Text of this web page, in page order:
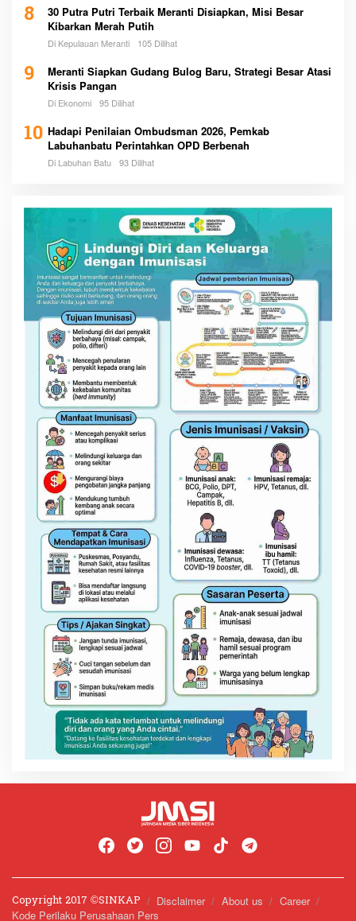
8
30 Putra Putri Terbaik Meranti Disiapkan, Misi Besar
Kibarkan Merah Putih
Di Kepulauan Meranti 105 Dilihat
9
Meranti Siapkan Gudang Bulog Baru, Strategi Besar Atasi
Krisis Pangan
Di Ekonomi 95 Dilihat
10 Hadapi Penilaian Ombudsman 2026, Pemkab
Labuhanbatu Perintahkan OPD Berbenah
Di Labuhan Batu 93 Dilihat
Copyright 2017 ©️SINKAP Disclaimer About us
Career
Kode Perilaku Perusahaan Pers